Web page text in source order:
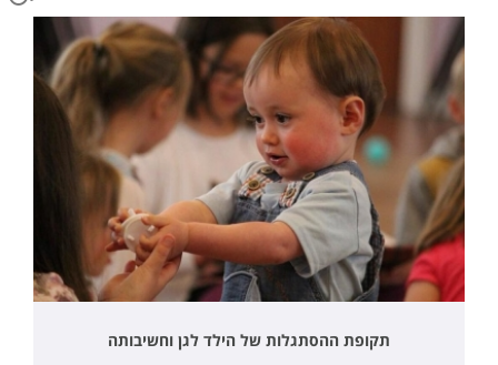
תקופת ההסתגלות של הילד לגן וחשיבותה